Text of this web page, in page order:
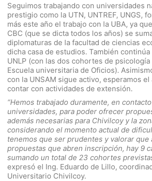
Seguimos trabajando con universidades
prestigio como la UTN, UNTREF, UNGS,
más este año el trabajo con la UBA, ya
CBC (que se dicta todos los años) se
diplomaturas de la facultad de ciencias
dicha casa de estudios. También
UNLP (con las dos cohortes de psicología
Escuela universitaria de Oficios).
con la UNSAM sigue activo, esperamos
contar con actividades de extensión.
“Hemos trabajado duramente, en
universidades, para poder ofrecer
además necesarias para Chivilcoy y la
considerando el momento actual de
tenemos que ser prudentes y valorar que
propuestas que abren inscripción, hay 9
sumando un total de 23 cohortes
expresó el Ing. Eduardo de Lillo,
Universitario Chivilcoy.